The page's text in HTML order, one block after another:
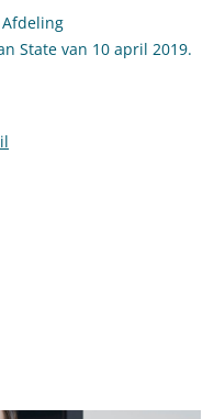
State van 10 april 2019.